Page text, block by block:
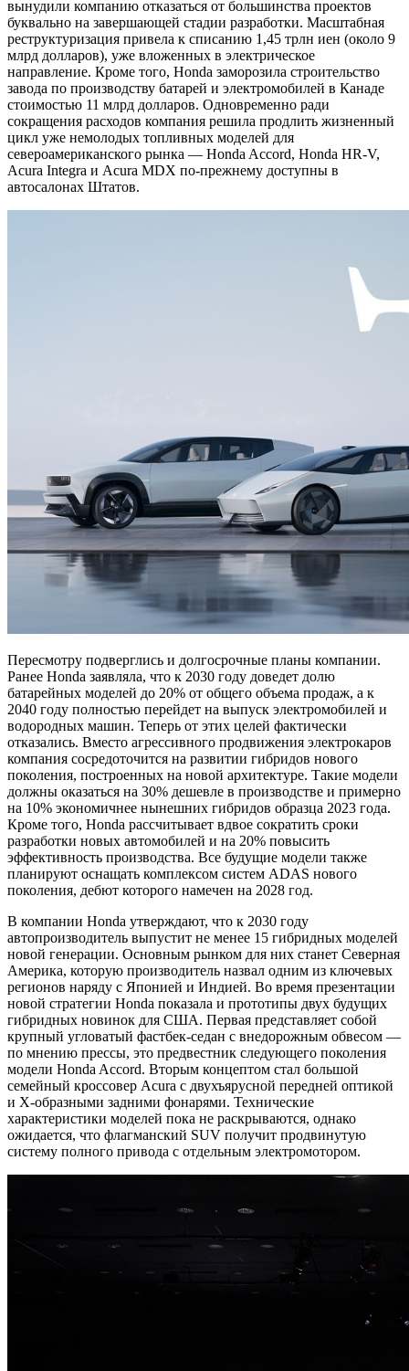
вынудили компанию отказаться от большинства проектов
буквально на завершающей стадии разработки. Масштабная
реструктуризация привела к списанию 1,45 трлн иен (около 9
млрд долларов), уже вложенных в электрическое
направление. Кроме того, Honda заморозила строительство
завода по производству батарей и электромобилей в Канаде
стоимостью 11 млрд долларов. Одновременно ради
сокращения расходов компания решила продлить жизненный
цикл уже немолодых топливных моделей для
североамериканского рынка — Honda Accord, Honda HR-V,
Acura Integra и Acura MDX по-прежнему доступны в
автосалонах Штатов.
Пересмотру подверглись и долгосрочные планы компании.
Ранее Honda заявляла, что к 2030 году доведет долю
батарейных моделей до 20% от общего объема продаж, а к
2040 году полностью перейдет на выпуск электромобилей и
водородных машин. Теперь от этих целей фактически
отказались. Вместо агрессивного продвижения электрокаров
компания сосредоточится на развитии гибридов нового
поколения, построенных на новой архитектуре. Такие модели
должны оказаться на 30% дешевле в производстве и примерно
на 10% экономичнее нынешних гибридов образца 2023 года.
Кроме того, Honda рассчитывает вдвое сократить сроки
разработки новых автомобилей и на 20% повысить
эффективность производства. Все будущие модели также
планируют оснащать комплексом систем ADAS нового
поколения, дебют которого намечен на 2028 год.
В компании Honda утверждают, что к 2030 году
автопроизводитель выпустит не менее 15 гибридных моделей
новой генерации. Основным рынком для них станет Северная
Америка, которую производитель назвал одним из ключевых
регионов наряду с Японией и Индией. Во время презентации
новой стратегии Honda показала и прототипы двух будущих
гибридных новинок для США. Первая представляет собой
крупный угловатый фастбек-седан с внедорожным обвесом —
по мнению прессы, это предвестник следующего поколения
модели Honda Accord. Вторым концептом стал большой
семейный кроссовер Acura с двухъярусной передней оптикой
и Х-образными задними фонарями. Технические
характеристики моделей пока не раскрываются, однако
ожидается, что флагманский SUV получит продвинутую
систему полного привода с отдельным электромотором.